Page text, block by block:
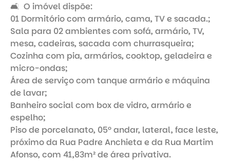
🛋️  O imóvel dispõe:
01 Dormitório com armário, cama, TV e sacada.;
Sala para 02 ambientes com sofá, armário, TV,
mesa, cadeiras, sacada com churrasqueira;
Cozinha com pia, armários, cooktop, geladeira e
micro-ondas;
Área de serviço com tanque armário e máquina
de lavar;
Banheiro social com box de vidro, armário e
espelho;
Piso de porcelanato, 05º andar, lateral, face leste,
próximo da Rua Padre Anchieta e da Rua Martim
Afonso, com 41,83m² de área privativa.